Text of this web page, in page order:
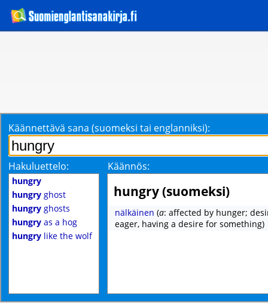
Käännettävä sana (suomeksi tai englanniksi):
Hakuluettelo: Käännös:
hungry
hungry ghost
hungry ghosts
hungry as a hog
hungry like the wolf
hungry (suomeksi)
nälkäinen (a: affected by hunger;
eager, having a desire for something)